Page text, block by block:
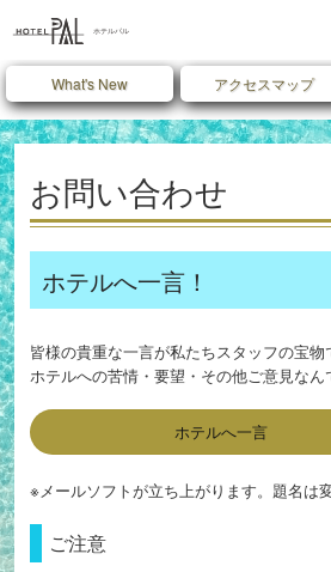
What's New アクセスマップ
お問い合わせ
ホテルへ一言！
皆様の貴重な一言が私たちスタッフの宝物
ホテルへの苦情・要望・その他ご意見なん
ホテルへ一言
※メールソフトが立ち上がります。題名は
ご注意